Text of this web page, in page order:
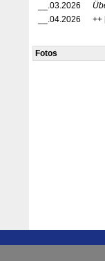
__.03.2026
__.04.2026
++
Fotos